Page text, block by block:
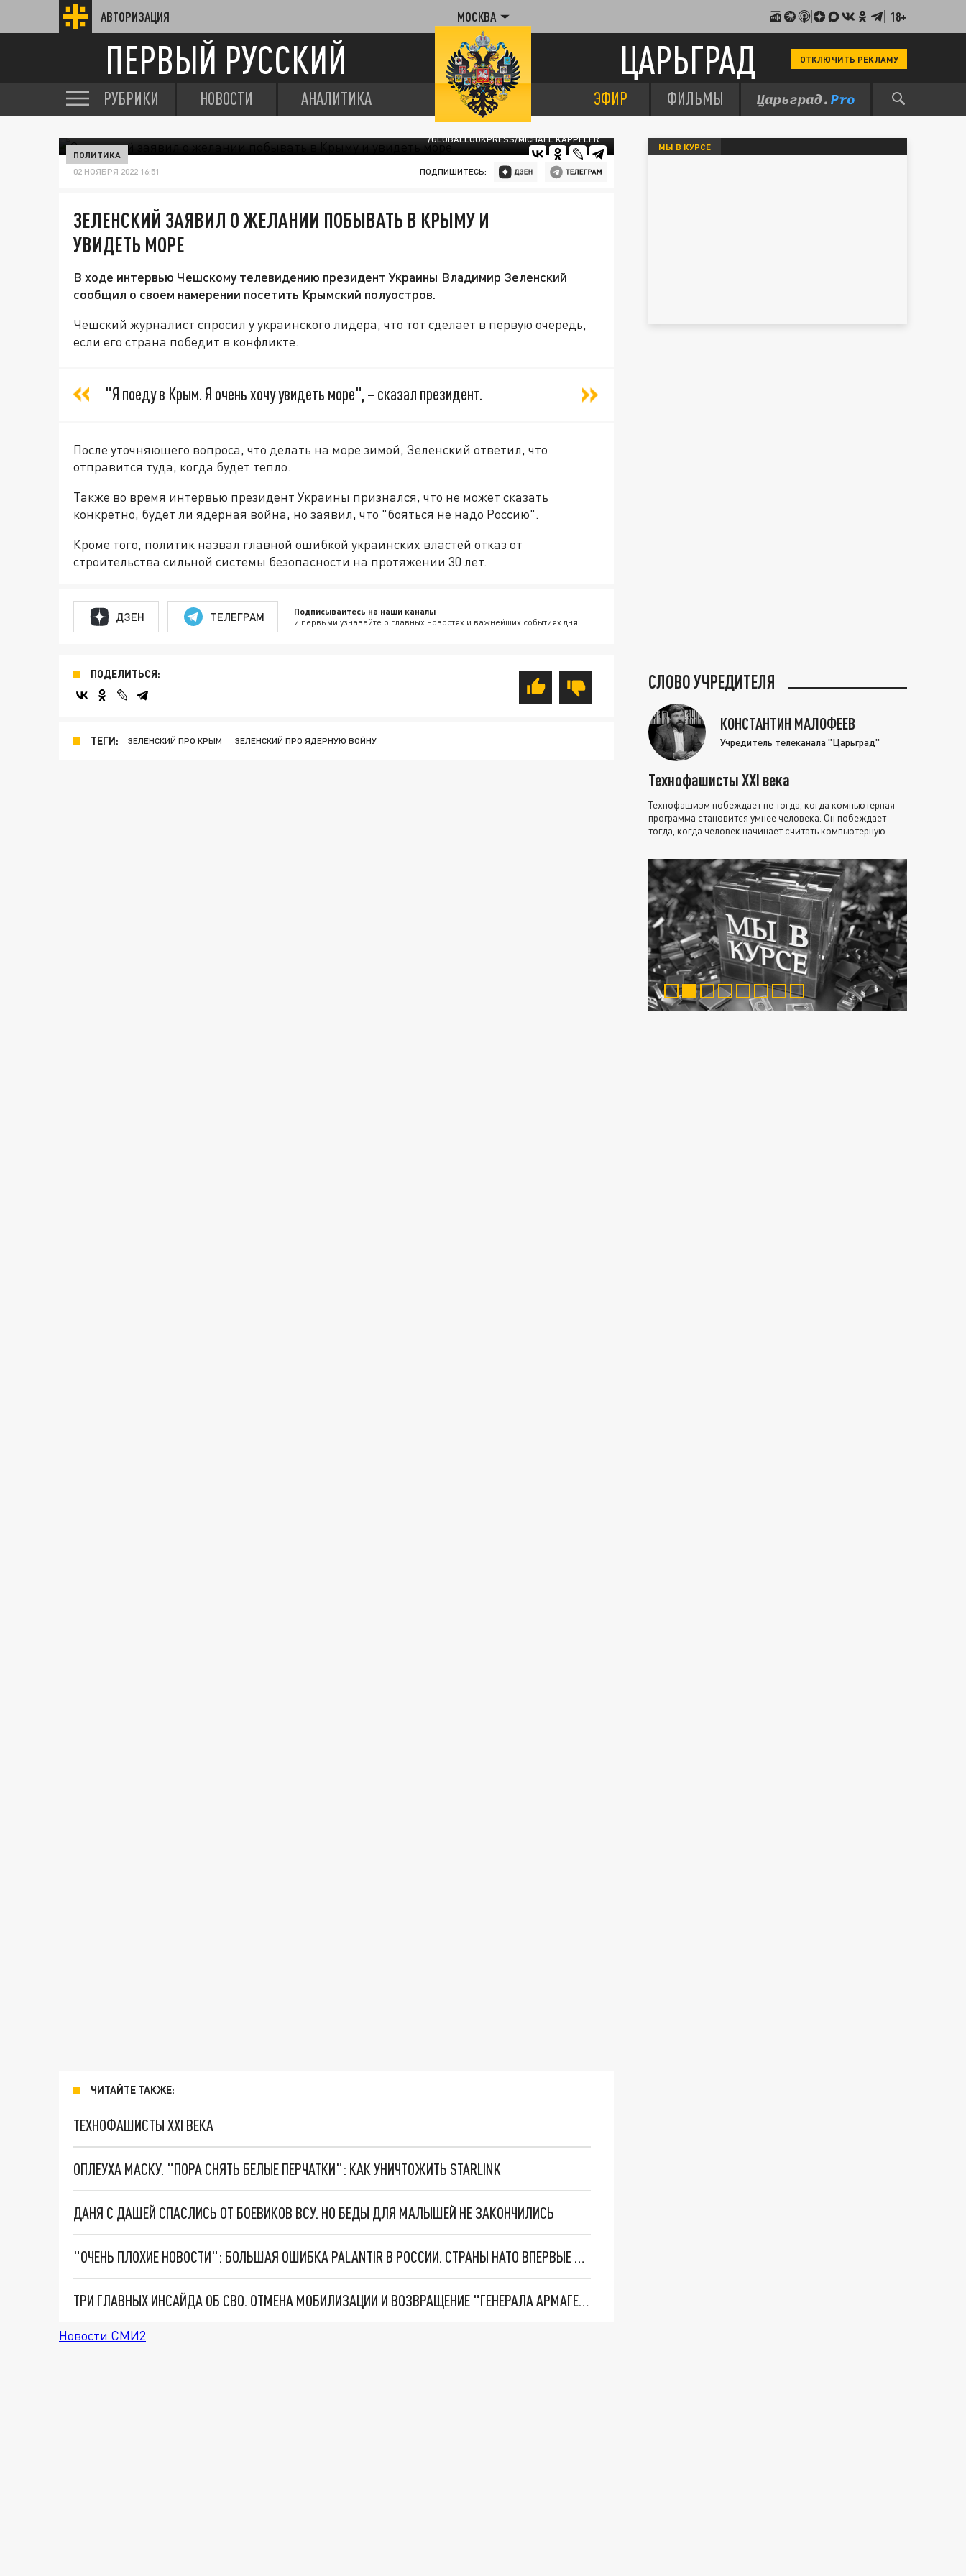
АВТОРИЗАЦИЯ МОСКВА 18+
ПЕРВЫЙ РУССКИЙ ЦАРЬГРАД ОТКЛЮЧИТЬ РЕКЛАМУ
РУБРИКИ НОВОСТИ АНАЛИТИКА ЭФИР ФИЛЬМЫ
/GLOBALLOOKPRESS/MICHAEL KAPPELER
ПОЛИТИКА
02 НОЯБРЯ 2022 16:51 ПОДПИШИТЕСЬ:
ЗЕЛЕНСКИЙ ЗАЯВИЛ О ЖЕЛАНИИ ПОБЫВАТЬ В КРЫМУ И
УВИДЕТЬ МОРЕ
В ходе интервью Чешскому телевидению президент Украины Владимир Зеленский
сообщил о своем намерении посетить Крымский полуостров.
Чешский журналист спросил у украинского лидера, что тот сделает в первую очередь,
если его страна победит в конфликте.
"Я поеду в Крым. Я очень хочу увидеть море", – сказал президент.
После уточняющего вопроса, что делать на море зимой, Зеленский ответил, что
отправится туда, когда будет тепло.
Также во время интервью президент Украины признался, что не может сказать
конкретно, будет ли ядерная война, но заявил, что "бояться не надо Россию".
Кроме того, политик назвал главной ошибкой украинских властей отказ от
строительства сильной системы безопасности на протяжении 30 лет.
ДЗЕН ТЕЛЕГРАМ Подписывайтесь на наши каналы
и первыми узнавайте о главных новостях и важнейших событиях дня.
ПОДЕЛИТЬСЯ:
ТЕГИ: ЗЕЛЕНСКИЙ ПРО КРЫМ ЗЕЛЕНСКИЙ ПРО ЯДЕРНУЮ ВОЙНУ
ЧИТАЙТЕ ТАКЖЕ:
ТЕХНОФАШИСТЫ XXI ВЕКА
ОПЛЕУХА МАСКУ. "ПОРА СНЯТЬ БЕЛЫЕ ПЕРЧАТКИ": КАК УНИЧТОЖИТЬ STARLINK
ДАНЯ С ДАШЕЙ СПАСЛИСЬ ОТ БОЕВИКОВ ВСУ. НО БЕДЫ ДЛЯ МАЛЫШЕЙ НЕ ЗАКОНЧИЛИСЬ
"ОЧЕНЬ ПЛОХИЕ НОВОСТИ": БОЛЬШАЯ ОШИБКА PALANTIR В РОССИИ. СТРАНЫ НАТО ВПЕРВЫЕ ЗА СВО ОСТАНОВИЛИ ПОСТАВКИ ОРУЖИЯ. ВСУ ТЕРЯЮТ ПРИГРАНИЧЬЕ?
ТРИ ГЛАВНЫХ ИНСАЙДА ОБ СВО. ОТМЕНА МОБИЛИЗАЦИИ И ВОЗВРАЩЕНИЕ "ГЕНЕРАЛА АРМАГЕДДОНА"? ОТЛИЧНЫЕ НОВОСТИ, КОТОРЫЕ ЖДАЛИ ВСЕ
Новости СМИ2
МЫ В КУРСЕ
СЛОВО УЧРЕДИТЕЛЯ
КОНСТАНТИН МАЛОФЕЕВ
Учредитель телеканала "Царьград"
Технофашисты XXI века
Технофашизм побеждает не тогда, когда компьютерная
программа становится умнее человека. Он побеждает
тогда, когда человек начинает считать компьютерную